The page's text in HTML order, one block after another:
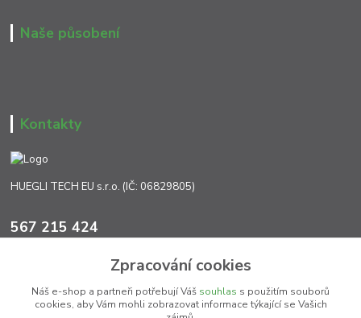
Naše působení
Kontakty
HUEGLI TECH EU s.r.o. (IČ: 06829805)
567 215 424
Zpracování cookies
Náš e-shop a partneři potřebují Váš souhlas s použitím souborů
cookies, aby Vám mohli zobrazovat informace týkající se Vašich